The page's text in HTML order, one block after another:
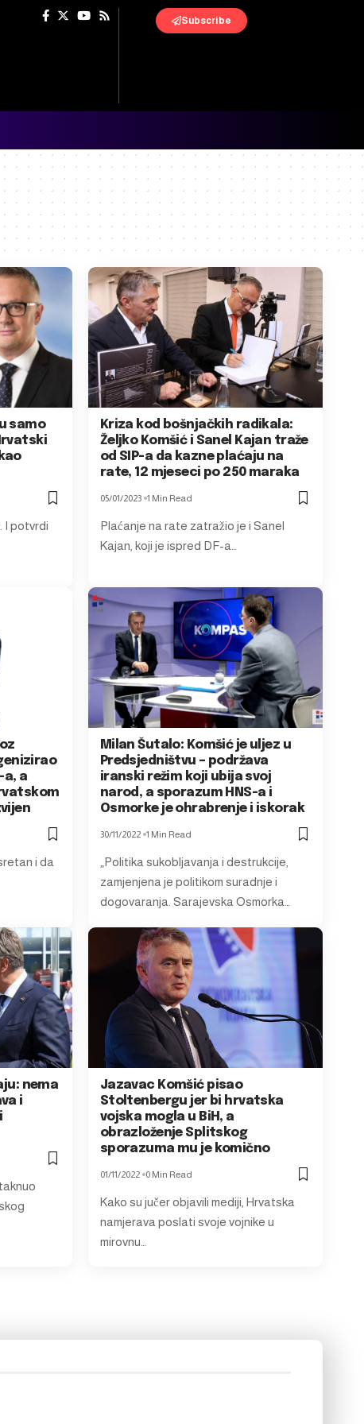
Subscribe
samo
I potvrdi
Kriza kod bošnjačkih radikala:
Željko Komšić i Sanel Kajan traže
od SIP-a da kazne plaćaju na
rate, 12 mjeseci po 250 maraka
05/01/2023 1 Min Read
Plaćanje na rate zatražio je i Sanel
Kajan, koji je ispred DF-a…
a, a
i da
Milan Šutalo: Komšić je uljez u
Predsjedništvu – podržava
iranski režim koji ubija svoj
narod, a sporazum HNS-a i
Osmorke je ohrabrenje i iskorak
30/11/2022 1 Min Read
„Politika sukobljavanja i destrukcije,
zamjenjena je politikom suradnje i
dogovaranja. Sarajevska Osmorka…
nema
i
Jazavac Komšić pisao
Stoltenbergu jer bi hrvatska
vojska mogla u BiH, a
obrazloženje Splitskog
sporazuma mu je komično
01/11/2022 0 Min Read
Kako su jučer objavili mediji, Hrvatska
namjerava poslati svoje vojnike u
mirovnu…